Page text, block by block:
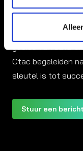
Data-advies
Ben je klaar om
Ctac begeleiden
sleutel is tot
Stuur een bericht